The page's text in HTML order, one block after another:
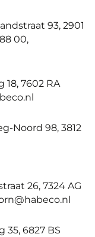
93, 2901
00,
7602 RA
Noord 98, 3812
26, 7324 AG
6827 BS